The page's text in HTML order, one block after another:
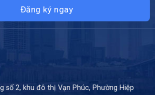
2, khu đô thị Vạn Phúc, Phường Hiệp